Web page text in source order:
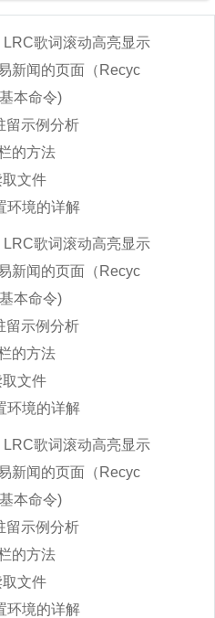
歌词滚动高亮显示
新闻的页面（Recyc
本命令)
留示例分析
的方法
文件
环境的详解
歌词滚动高亮显示
新闻的页面（Recyc
本命令)
留示例分析
的方法
文件
环境的详解
歌词滚动高亮显示
新闻的页面（Recyc
本命令)
留示例分析
的方法
文件
环境的详解